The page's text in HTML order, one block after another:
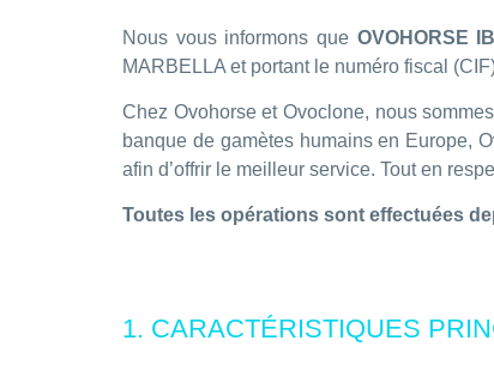
Nous vous informons que OVOHORSE
MARBELLA et portant le numéro fiscal
Chez Ovohorse et Ovoclone, nous
banque de gamètes humains en Europe,
afin d’offrir le meilleur service. Tout en
Toutes les opérations sont effectuées
1. CARACTÉRISTIQUES